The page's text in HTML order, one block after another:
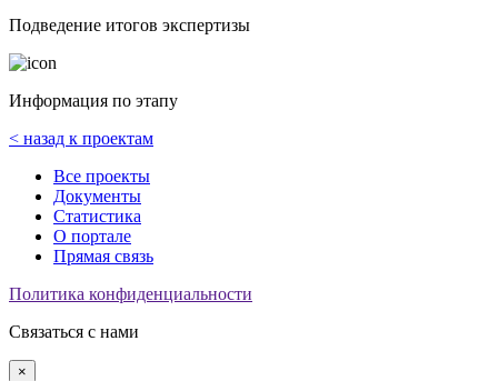
Подведение итогов экспертизы
Информация по этапу
< назад к проектам
Все проекты
Документы
Статистика
О портале
Прямая связь
Политика конфиденциальности
Связаться с нами
×